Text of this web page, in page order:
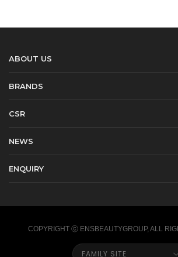
ABOUT US
BRANDS
CSR
NEWS
ENQUIRY
COPYRIGHT ⓒ ENSBEAUTYGROUP, ALL
FAMILY SITE